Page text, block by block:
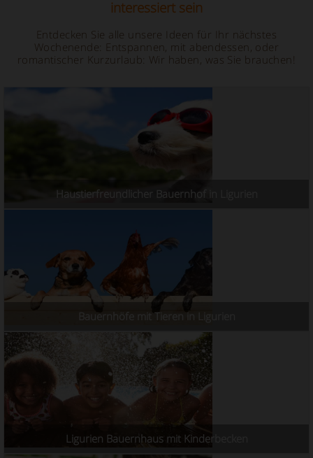
interessiert sein
Entdecken Sie alle unsere Ideen für Ihr nächstes
Wochenende: Entspannen, mit abendessen, oder
romantischer Kurzurlaub: Wir haben, was Sie brauchen!
Haustierfreundlicher Bauernhof in Ligurien
Bauernhöfe mit Tieren in Ligurien
Ligurien Bauernhaus mit Kinderbecken